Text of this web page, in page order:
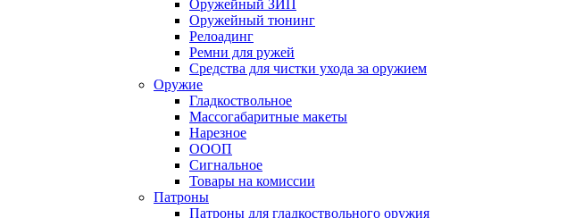
Оружейный ЗИП
Оружейный тюнинг
Релоадинг
Ремни для ружей
Средства для чистки ухода за оружием
Оружие
Гладкоствольное
Массогабаритные макеты
Нарезное
ОООП
Сигнальное
Товары на комиссии
Патроны
Патроны для гладкоствольного оружия